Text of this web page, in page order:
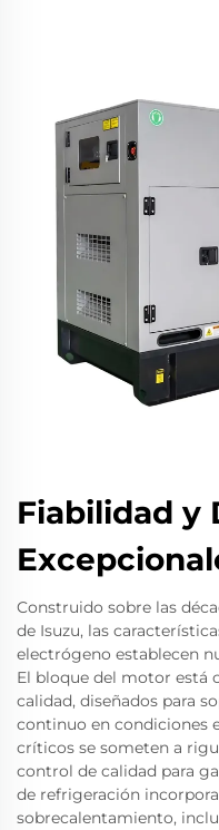
Fiabilidad y
Construido sobre las
de Isuzu, las
electrógeno establecen
El bloque del motor está
calidad, diseñados para
continuo en condiciones
críticos se someten a
control de calidad para
de refrigeración
sobrecalentamiento,